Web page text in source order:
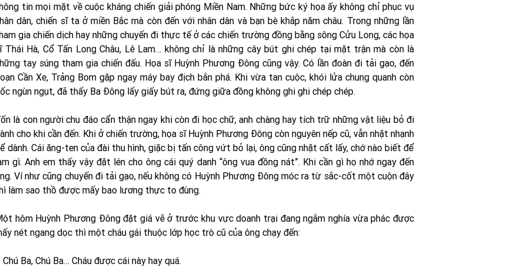
tin mọi mặt về cuộc kháng chiến giải phóng Miền Nam. Những bức ký họa ấy không chỉ phục vụ
dân, chiến sĩ ta ở miền Bắc mà còn đến với nhân dân và bạn bè khắp năm châu. Trong những lần
gia chiến dịch hay những chuyến đi thực tế ở các chiến trường đồng bằng sông Cửu Long, các họa
Thái Hà, Cổ Tấn Long Châu, Lê Lam… không chỉ là những cây bút ghi chép tại mặt trận mà còn là
tay súng tham gia chiến đấu. Họa sĩ Huỳnh Phương Đông cũng vậy. Có lần đoàn đi tải gạo, đến
Cần Xe, Trảng Bom gặp ngay máy bay địch bắn phá. Khi vừa tan cuộc, khói lửa chung quanh còn
ngùn ngụt, đã thấy Ba Đông lấy giấy bút ra, đứng giữa đồng không ghi ghi chép chép.
là con người chu đáo cẩn thận ngay khi còn đi học chữ, anh chàng hay tích trữ những vật liệu bỏ đi
cho khi cần đến. Khi ở chiến trường, họa sĩ Huỳnh Phương Đông còn nguyên nếp cũ, vẫn nhặt nhạnh
dành. Cái ăng-ten của đài thu hình, giặc bị tấn công vứt bỏ lại, ông cũng nhặt cất lấy, chớ nào biết để
gì. Anh em thấy vậy đặt lén cho ông cái quý danh “ông vua đồng nát”. Khi cần gì họ nhớ ngay đến
Ví như cũng chuyến đi tải gạo, nếu không có Huỳnh Phương Đông móc ra từ sắc-cốt một cuộn đây
làm sao thồ được mấy bao lương thực to đùng.
hôm Huỳnh Phương Đông đặt giá vẽ ở trước khu vực doanh trại đang ngắm nghía vừa phác được
nét ngang dọc thì một cháu gái thuộc lớp học trò cũ của ông chạy đến:
Chú Ba, Chú Ba… Cháu được cái này hay quá.